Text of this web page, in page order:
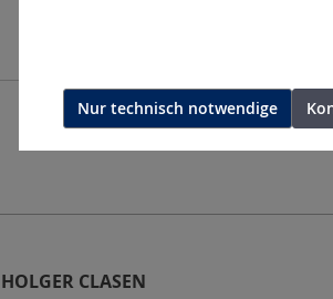
HOLGER CLASEN
Nur technisch notwendige